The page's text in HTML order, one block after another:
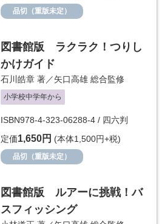
品切（重版未定）
図書館版 ラクラク！つりし
かけガイド
石川皓章 著／矢口高雄 総合監修
小学校中学年から
ISBN978-4-323-06288-4 / 四六判
定価1,650円 (本体1,500円+税)
品切（重版未定）
図書館版 ルアーに挑戦！バ
スフィッシング